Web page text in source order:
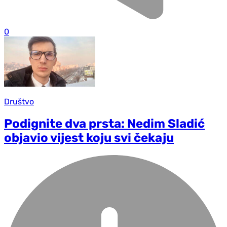
0
Društvo
Podignite dva prsta: Nedim Sladić
objavio vijest koju svi čekaju